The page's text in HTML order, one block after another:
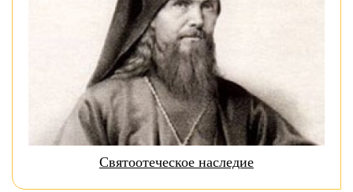
Святоотеческое наследие